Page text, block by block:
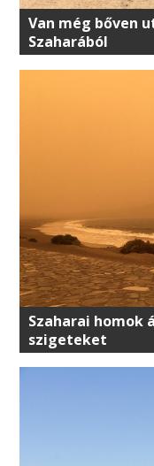
Van még bőven
Szaharából
Szaharai homok
szigeteket